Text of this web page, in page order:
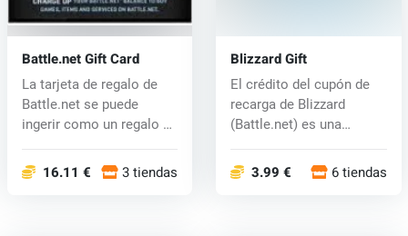
Battle.net Gift Card
La tarjeta de regalo de
Battle.net se puede
ingerir como un regalo o
16.11 € 3 tiendas
Blizzard Gift
El crédito del cupón de
recarga de Blizzard
(Battle.net) es una
3.99 € 6 tiendas